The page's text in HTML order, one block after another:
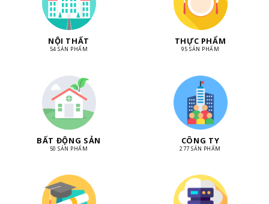
NỘI THẤT
54 SẢN PHẨM
THỰC PHẨM
95 SẢN PHẨM
BẤT ĐỘNG SẢN
50 SẢN PHẨM
CÔNG TY
277 SẢN PHẨM